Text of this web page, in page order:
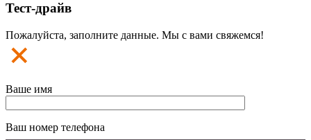
Тест-драйв
Пожалуйста, заполните данные. Мы с вами свяжемся!
Ваше имя
Ваш номер телефона